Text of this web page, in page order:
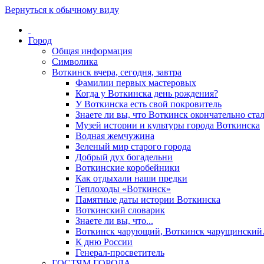
Вернуться к обычному виду
Город
Общая информация
Символика
Воткинск вчера, сегодня, завтра
Фамилии первых мастеровых
Когда у Воткинска день рождения?
У Воткинска есть свой покровитель
Знаете ли вы, что Воткинск окончательно
Музей истории и культуры города Воткинска
Водная жемчужина
Зеленый мир старого города
Добрый дух богадельни
Воткинские коробейники
Как отдыхали наши предки
Теплоходы «Воткинск»
Памятные даты истории Воткинска
Воткинский словарик
Знаете ли вы, что...
Воткинск чарующий, Воткинск
К дню России
Генерал-просветитель